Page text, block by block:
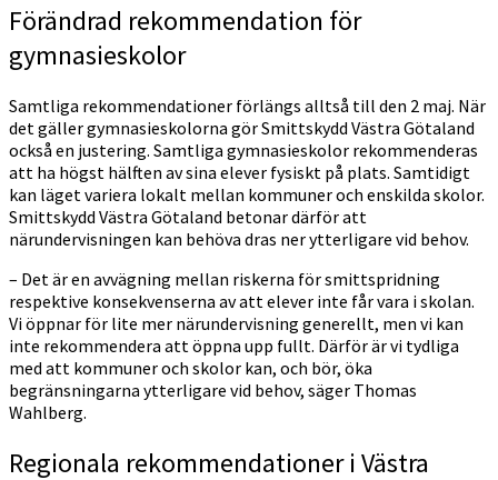
Förändrad rekommendation för
gymnasieskolor
Samtliga rekommendationer förlängs alltså till den 2 maj. När
det gäller gymnasieskolorna gör Smittskydd Västra Götaland
också en justering. Samtliga gymnasieskolor rekommenderas
att ha högst hälften av sina elever fysiskt på plats. Samtidigt
kan läget variera lokalt mellan kommuner och enskilda skolor.
Smittskydd Västra Götaland betonar därför att
närundervisningen kan behöva dras ner ytterligare vid behov.
– Det är en avvägning mellan riskerna för smittspridning
respektive konsekvenserna av att elever inte får vara i skolan.
Vi öppnar för lite mer närundervisning generellt, men vi kan
inte rekommendera att öppna upp fullt. Därför är vi tydliga
med att kommuner och skolor kan, och bör, öka
begränsningarna ytterligare vid behov, säger Thomas
Wahlberg.
Regionala rekommendationer i Västra